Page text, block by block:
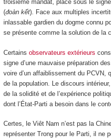
troisième mandat, placé sous le
(đoàn kết). Face aux multiples
inlassable gardien du dogme connu
se présente comme la solution de la
Certains observateurs extérieurs
signe d’une mauvaise préparation
voire d’un affaiblissement du PCVN,
de la population. Le discours
de la solidité et de l’expérience
dont l’État-Parti a besoin dans le
Certes, le Viêt Nam n’est pas la
représenter Trong pour le Parti, il ne